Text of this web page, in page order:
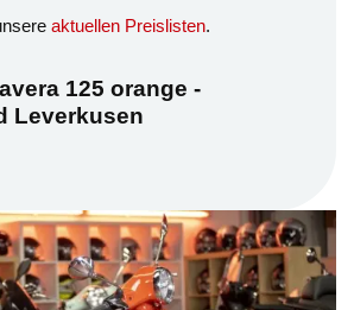
aktuellen Preislisten.
125 orange -
Leverkusen